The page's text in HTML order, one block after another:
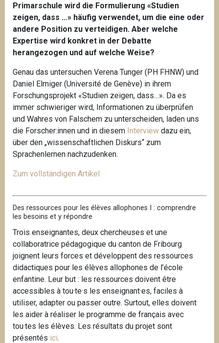
Primarschule wird die Formulierung «Studien
zeigen, dass …» häufig verwendet, um die eine oder
andere Position zu verteidigen. Aber welche
Expertise wird konkret in der Debatte
herangezogen und auf welche Weise?
Genau das untersuchen Verena Tunger (PH FHNW) und
Daniel Elmiger (Université de Genève) in ihrem
Forschungsprojekt «Studien zeigen, dass…». Da es
immer schwieriger wird, Informationen zu überprüfen
und Wahres von Falschem zu unterscheiden, laden uns
die Forscher:innen und in diesem Interview dazu ein,
über den „wissenschaftlichen Diskurs“ zum
Sprachenlernen nachzudenken.
Zum vollständigen Artikel
Des ressources pour les élèves allophones I : comprendre
les besoins et y répondre
Trois enseignantes, deux chercheuses et une
collaboratrice pédagogique du canton de Fribourg
joignent leurs forces et développent des ressources
didactiques pour les élèves allophones de l’école
enfantine. Leur but : les ressources doivent être
accessibles à tou·te·s les enseignant·es, faciles à
utiliser, adapter ou passer outre. Surtout, elles doivent
les aider à réaliser le programme de français avec
tou·tes les élèves. Les résultats du projet sont
présentés ici.